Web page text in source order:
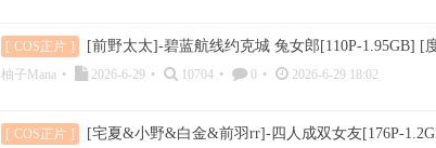
[ COS正片 ] [前野太太]-碧蓝航线约克城 兔女郎[110P-1.95GB] [
柚子Mana • 2026-6-29 • 10704 • 0 • 2026-6-29 18:02
[ COS正片 ] [宅夏&小野&白金&前羽rr]-四人成双女友[176P-